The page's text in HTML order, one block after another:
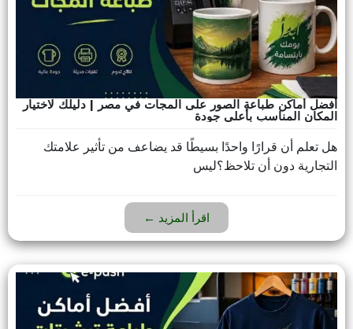
أفضل أماكن طباعة الصور على المجات في مصر | دليلك لاختيار
المكان المناسب بأعلى جودة
هل تعلم أن قرارًا واحدًا بسيطًا قد يضاعف من تأثير علامتك
التجارية دون أن تلاحظ؟ليس
اقرأ المزيد ←